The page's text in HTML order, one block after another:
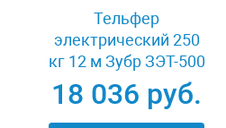
Тельфер
электрический 250
кг 12 м Зубр ЗЭТ-500
18 036 руб.